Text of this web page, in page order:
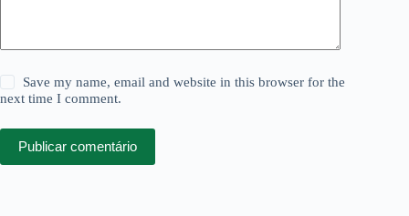
Save my name, email and website in this browser for the
next time I comment.
Publicar comentário